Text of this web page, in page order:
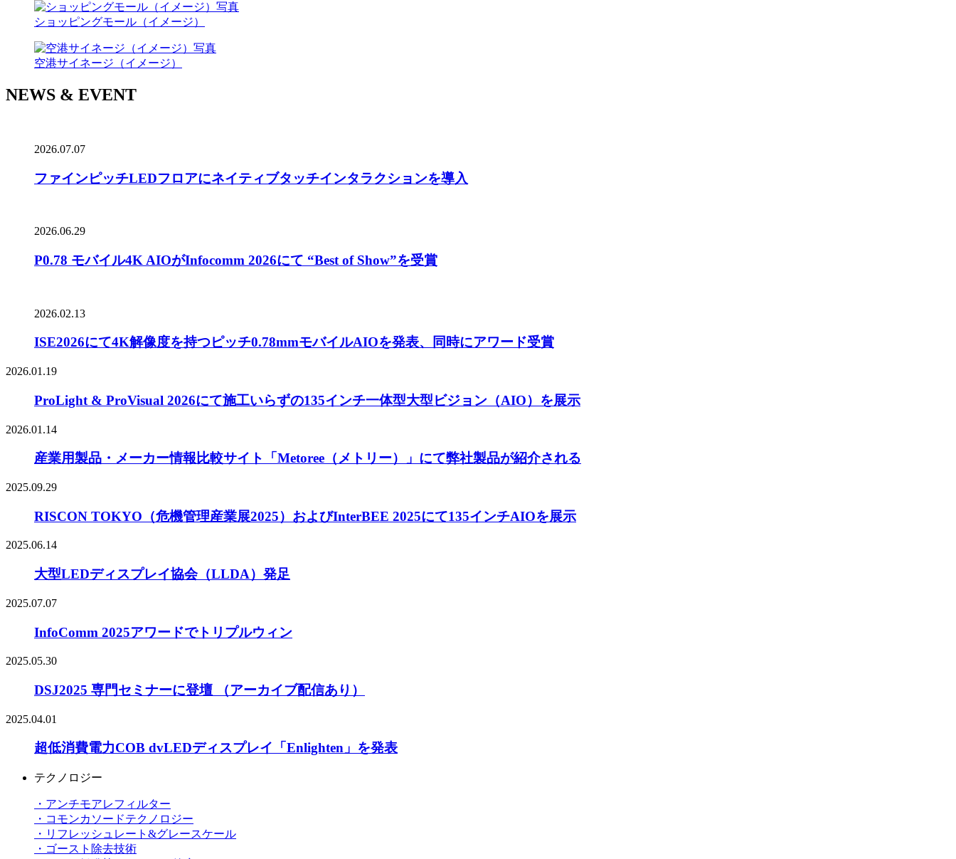
ショッピングモール（イメージ）
空港サイネージ（イメージ）
NEWS & EVENT
2026.07.07
ファインピッチLEDフロアにネイティブタッチインタラクションを導入
2026.06.29
P0.78 モバイル4K AIOがInfocomm 2026にて “Best of Show”を受賞
2026.02.13
ISE2026にて4K解像度を持つピッチ0.78mmモバイルAIOを発表、同時にアワード受賞
2026.01.19
ProLight & ProVisual 2026にて施工いらずの135インチ一体型大型ビジョン（AIO）を展示
2026.01.14
産業用製品・メーカー情報比較サイト「Metoree（メトリー）」にて弊社製品が紹介される
2025.09.29
RISCON TOKYO（危機管理産業展2025）およびInterBEE 2025にて135インチAIOを展示
2025.06.14
大型LEDディスプレイ協会（LLDA）発足
2025.07.07
InfoComm 2025アワードでトリプルウィン
2025.05.30
DSJ2025 専門セミナーに登壇 （アーカイブ配信あり）
2025.04.01
超低消費電力COB dvLEDディスプレイ「Enlighten」を発表
テクノロジー
・アンチモアレフィルター
・コモンカソードテクノロジー
・リフレッシュレート&グレースケール
・ゴースト除去技術